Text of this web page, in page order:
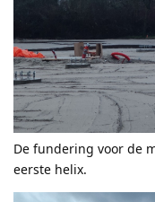
De fundering voor de
eerste helix.